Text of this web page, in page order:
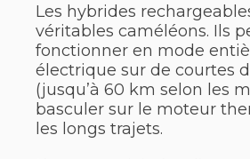
Les hybrides
véritables caméléons. Ils
fonctionner en mode
électrique sur de courtes
(jusqu’à 60 km selon les
basculer sur le moteur
les longs trajets.